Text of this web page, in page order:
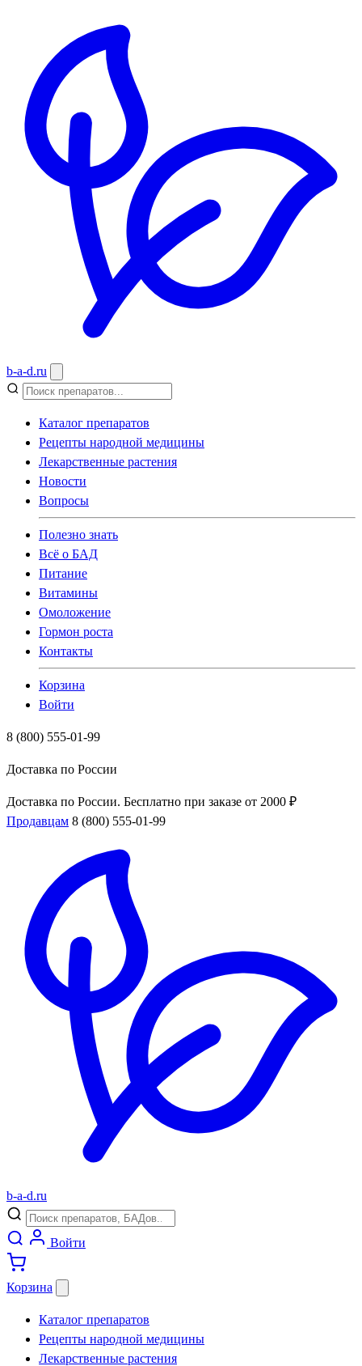
b-a-d.ru
Каталог препаратов
Рецепты народной медицины
Лекарственные растения
Новости
Вопросы
Полезно знать
Всё о БАД
Питание
Витамины
Омоложение
Гормон роста
Контакты
Корзина
Войти
8 (800) 555-01-99
Доставка по России
Доставка по России. Бесплатно при заказе от 2000 ₽
Продавцам 8 (800) 555-01-99
b-a-d.ru
Войти
Корзина
Каталог препаратов
Рецепты народной медицины
Лекарственные растения